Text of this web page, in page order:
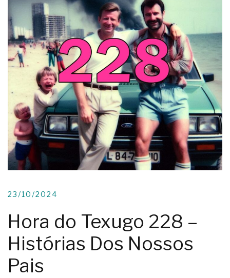
23/10/2024
Hora do Texugo 228 –
Histórias Dos Nossos
Pais